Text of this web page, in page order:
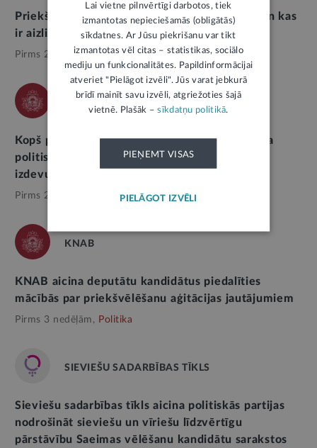
Priekšvēlēšanu aģitācijas periods. Ko drīkst, un kas
ir aizliegts?
Pirms 2 mēnešiem, Politika
Kopš priekšvēlēšanu aģitācijas perioda sākuma
politiskās organizācijas deklarējušas aģitācijas
izdevumos gandrīz 900 tūkstošus eiro
Pirms 2 nedēļām, Politika
KNAB
KNAB aicina deputātu kandidātus piedalīties
mācībās par priekšvēlēšanu aģitācijas jautājumiem
Pirms 3 nedēļām, Politika
SIEVIEŠU SADARBĪBAS TĪKLS
Sieviešu sadarbības tīkls aicina politiskās partijas
nodrošināt sieviešu un vīriešu līdzvērtīgu
pārstāvību Saeimas vēlēšanu kandidātu sarakstos
Lai vietne pilnvērtīgi darbotos, tiek
izmantotas nepieciešamās (obligātās)
sīkdatnes. Ar Jūsu piekrišanu var tikt
izmantotas vēl citas – statistikas, sociālo
mediju un funkcionalitātes. Papildinformācijai
atveriet "Pielāgot izvēli". Jūs varat jebkurā
brīdī mainīt savu izvēli, atgriežoties šajā
vietnē. Plašāk –sīkdatņu politikā.
PIEŅEMT VISAS
PIELĀGOT IZVĒLI